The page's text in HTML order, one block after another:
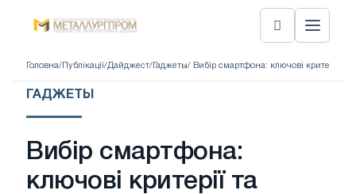
Головна/ Публікації/Дайджест/ Гаджеты/ Вибір смартфона: ключові критерії та
ГАДЖЕТЫ
Вибір смартфона:
ключові критерії та